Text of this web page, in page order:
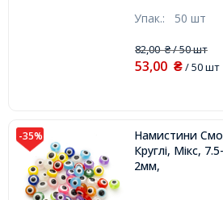
Упак.: 50 шт
82,00₴/ 50 шт
53,00 ₴/ 50 шт
-35%
Намистини
Круглі, Мікс,
2мм,